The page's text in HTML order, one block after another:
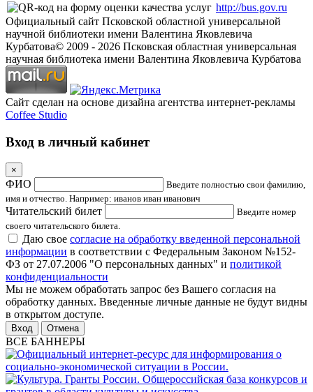
http://bus.gov.ru
Официальный сайт Псковской областной универсальной
научной библиотеки имени Валентина Яковлевича
Курбатова© 2009 - 2026 Псковская областная универсальная
научная библиотека имени Валентина Яковлевича Курбатова
Сайт сделан на основе дизайна агентства интернет-рекламы
Coffee Studio
Вход в личный кабинет
×
ФИО
Введите полностью свои фамилию,
имя и отчество. Например: иванов иван иванович
Читательский билет
Введите номер
своего читательского билета.
Даю свое согласие на обработку введенной персональной
информации в соответствии с Федеральным Законом №152-
ФЗ от 27.07.2006 "О персональных данных" и политикой
конфиденциальности
Мы не можем обработать запрос без Вашего согласия на
обработку данных. Введенные личные данные не будут видны
в открытом доступе.
Отмена
ВСЕ БАННЕРЫ